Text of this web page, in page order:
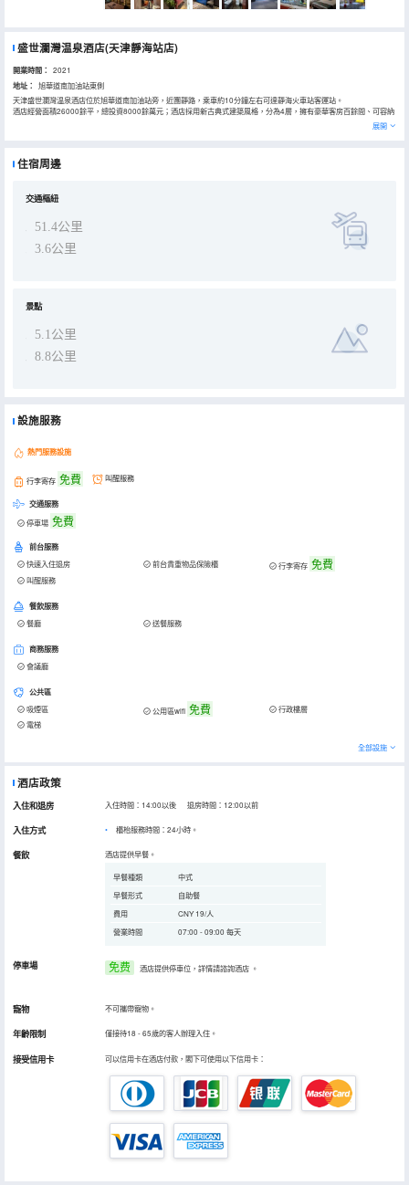
盛世瀾灣温泉酒店(天津靜海站店)
開業時間： 2021
地址：
旭華道南加油站東側
天津盛世瀾灣温泉酒店位於旭華道南加油站旁，近團靜路，乘車約10分鐘左右可達靜海火車站客運站。
酒店經營面積26000餘平，總投資8000餘萬元；酒店採用新古典式建築風格，分為4層，擁有豪華客房百餘間、可容納
展開
住宿周邊
交通樞紐
51.4公里
3.6公里
景點
5.1公里
8.8公里
設施服務
熱門服務設施
行李寄存 免費 叫醒服務
交通服務
停車場 免費
前台服務
快速入住退房 前台貴重物品保險櫃 行李寄存 免費
叫醒服務
餐飲服務
餐廳 送餐服務
商務服務
會議廳
公共區
吸煙區 公用區wifi 免費
行政樓層
電梯
全部設施
酒店政策
入住和退房 入住時間：14:00以後 退房時間：12:00以前
入住方式 櫃枱服務時間：24小時。
餐飲 酒店提供早餐。
早餐種類
中式
早餐形式
自助餐
費用
CNY 19/人
營業時間
07:00 - 09:00 每天
停車場 免费 酒店提供停車位，詳情請諮詢酒店 。
寵物 不可攜帶寵物。
年齡限制 僅接待18 - 65歲的客人辦理入住。
接受信用卡 可以信用卡在酒店付款，閣下可使用以下信用卡：